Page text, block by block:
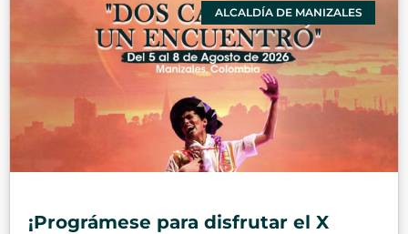
ALCALDÍA DE MANIZALES
¡Prográmese para disfrutar el X